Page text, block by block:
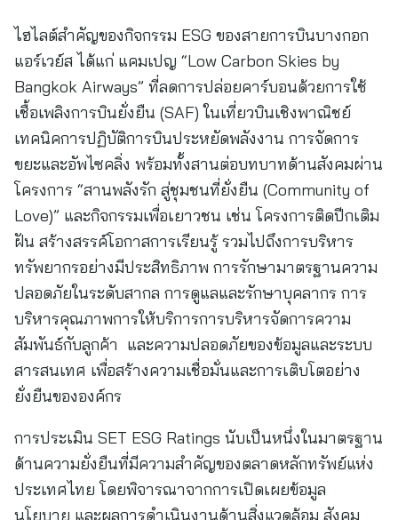
ไฮไลต์สำคัญของกิจกรรม ESG ของสายการบินบางกอก
แอร์เวย์ส ได้แก่ แคมเปญ “Low Carbon Skies by
Bangkok Airways” ที่ลดการปล่อยคาร์บอนด้วยการใช้
เชื้อเพลิงการบินยั่งยืน (SAF) ในเที่ยวบินเชิงพาณิชย์
เทคนิคการปฏิบัติการบินประหยัดพลังงาน การจัดการ
ขยะและอัพไซคลิ่ง พร้อมทั้งสานต่อบทบาทด้านสังคมผ่าน
โครงการ “สานพลังรัก สู่ชุมชนที่ยั่งยืน (Community of
Love)” และกิจกรรมเพื่อเยาวชน เช่น โครงการติดปีกเติม
ฝัน สร้างสรรค์โอกาสการเรียนรู้ รวมไปถึงการบริหาร
ทรัพยากรอย่างมีประสิทธิภาพ การรักษามาตรฐานความ
ปลอดภัยในระดับสากล การดูแลและรักษาบุคลากร การ
บริหารคุณภาพการให้บริการการบริหารจัดการความ
สัมพันธ์กับลูกค้า และความปลอดภัยของข้อมูลและระบบ
สารสนเทศ เพื่อสร้างความเชื่อมั่นและการเติบโตอย่าง
ยั่งยืนขององค์กร
การประเมิน SET ESG Ratings นับเป็นหนึ่งในมาตรฐาน
ด้านความยั่งยืนที่มีความสำคัญของตลาดหลักทรัพย์แห่ง
ประเทศไทย โดยพิจารณาจากการเปิดเผยข้อมูล
นโยบาย และผลการดำเนินงานด้านสิ่งแวดล้อม สังคม